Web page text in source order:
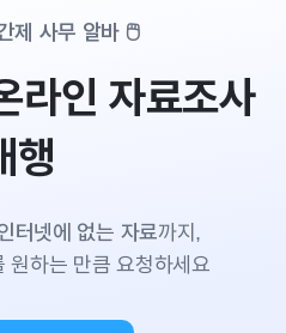
제 사무 알바 🖱
라인 자료조사
행
터넷에 없는 자료까지,
원하는 만큼 요청하세요